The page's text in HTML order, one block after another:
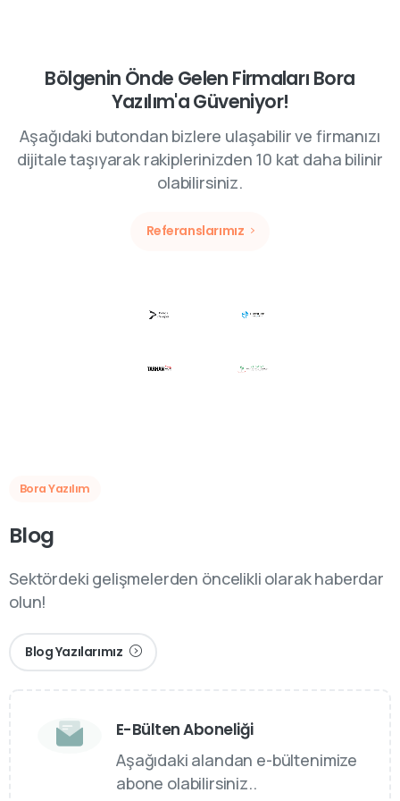
Bölgenin Önde Gelen Firmaları Bora
Yazılım'a Güveniyor!
Aşağıdaki butondan bizlere ulaşabilir ve firmanızı
dijitale taşıyarak rakiplerinizden 10 kat daha bilinir
olabilirsiniz.
Referanslarımız
Bora Yazılım
Blog
Sektördeki gelişmelerden öncelikli olarak haberdar
olun!
Blog Yazılarımız
E-Bülten Aboneliği
Aşağıdaki alandan e-bültenimize
abone olabilirsiniz..